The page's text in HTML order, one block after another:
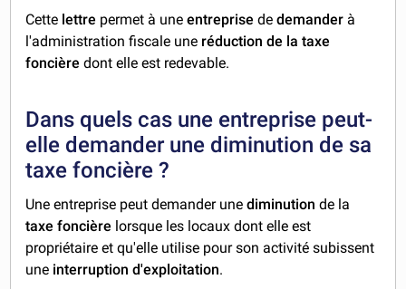
Cette lettre permet à une entreprise de demander à
l'administration fiscale une réduction de la taxe
foncière dont elle est redevable.
Dans quels cas une entreprise peut-
elle demander une diminution de sa
taxe foncière ?
Une entreprise peut demander une diminution de la
taxe foncière lorsque les locaux dont elle est
propriétaire et qu'elle utilise pour son activité subissent
une interruption d'exploitation.